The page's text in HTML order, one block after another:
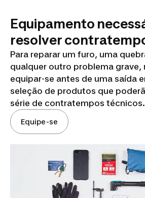
Equipamento
resolver
Para reparar um furo, uma
qualquer outro problema grave,
equipar-se antes de uma saída
seleção de produtos que
série de contratempos técnicos.
Equipe-se